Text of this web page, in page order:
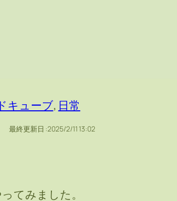
キューブ, 日常
最終更新日 :2025/2/11 13:02
てみました。